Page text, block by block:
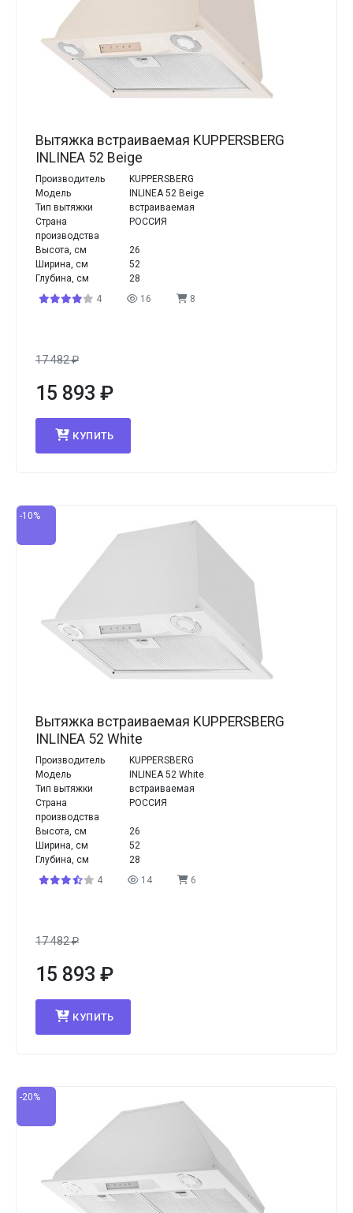
Вытяжка встраиваемая KUPPERSBERG
INLINEA 52 Beige
Производитель
KUPPERSBERG
Модель
INLINEA 52 Beige
Тип вытяжки
встраиваемая
Страна
производства
РОССИЯ
Высота, см
26
Ширина, см
52
Глубина, см
28
4
16 8
17 482₽
15 893 ₽
КУПИТЬ
-10%
Вытяжка встраиваемая KUPPERSBERG
INLINEA 52 White
Производитель
KUPPERSBERG
Модель
INLINEA 52 White
Тип вытяжки
встраиваемая
Страна
производства
РОССИЯ
Высота, см
26
Ширина, см
52
Глубина, см
28
4
14 6
17 482₽
15 893 ₽
КУПИТЬ
-20%